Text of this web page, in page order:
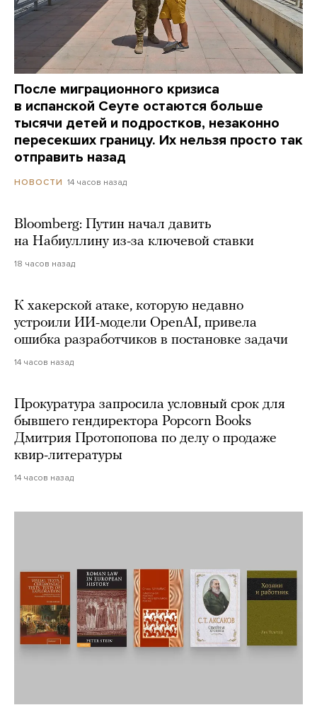
После миграционного кризиса
в испанской Сеуте остаются больше
тысячи детей и подростков, незаконно
пересекших границу. Их нельзя просто так
отправить назад
НОВОСТИ 14 часов назад
Bloomberg: Путин начал давить
на Набиуллину из-за ключевой ставки
18 часов назад
К хакерской атаке, которую недавно
устроили ИИ-модели OpenAI, привела
ошибка разработчиков в постановке задачи
14 часов назад
Прокуратура запросила условный срок для
бывшего гендиректора Popcorn Books
Дмитрия Протопопова по делу о продаже
квир-литературы
14 часов назад